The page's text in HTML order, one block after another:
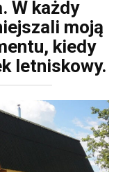
W każdy
moją
kiedy
letniskowy.